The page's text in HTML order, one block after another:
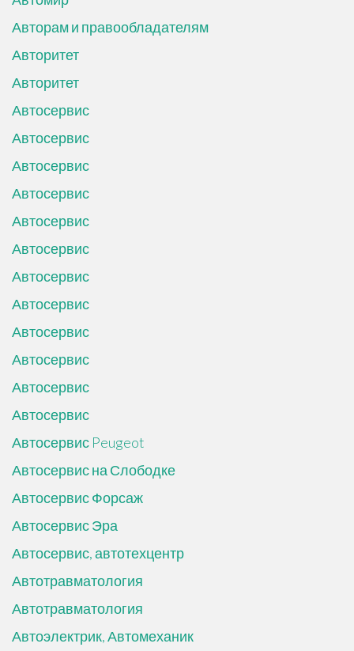
Авторам и правообладателям
Авторитет
Авторитет
Автосервис
Автосервис
Автосервис
Автосервис
Автосервис
Автосервис
Автосервис
Автосервис
Автосервис
Автосервис
Автосервис
Автосервис
Автосервис Peugeot
Автосервис на Слободке
Автосервис Форсаж
Автосервис Эра
Автосервис, автотехцентр
Автотравматология
Автотравматология
Автоэлектрик, Автомеханик